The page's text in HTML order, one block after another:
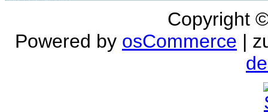
Copyright
Powered by osCommerce |